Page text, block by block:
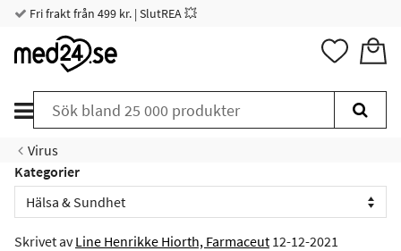
Fri frakt från 499 kr. | SlutREA 💥
Virus
Kategorier
Skrivet avLine Henrikke Hiorth, Farmaceut 12-12-2021